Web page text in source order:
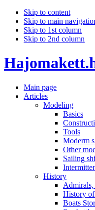
Skip to content
Skip to main
Skip to 1st column
Skip to 2nd column
Main page
Articles
Modeling
Basics
Tools
Moderm
Other
Sailing
History
Admirals,
History
Boats